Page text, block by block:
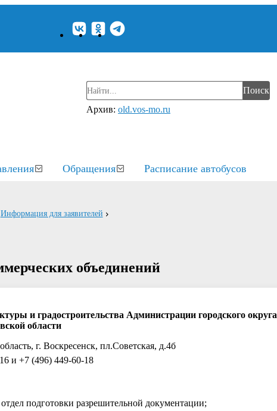
Поиск
Архив: old.vos-mo.ru
Обращения Расписание автобусов
Информация для заявителей
объединений
и градостроительства Администрации городского округа
области
г. Воскресенск, пл.Советская, д.4б
и +7 (496) 449-60-18
подготовки разрешительной документации;